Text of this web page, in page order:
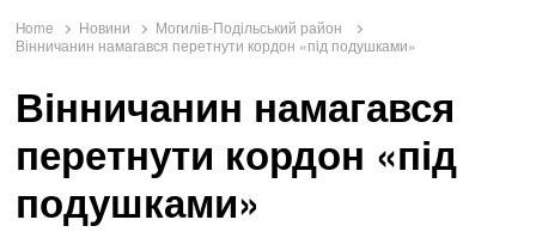
Home Новини
Могилів-Подільський район
Вінничанин намагався перетнути кордон «під подушками»
Вінничанин намагався
перетнути кордон «під
подушками»